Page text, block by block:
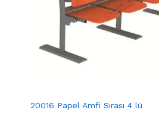
20016 Papel Amfi Sırası 4 lü